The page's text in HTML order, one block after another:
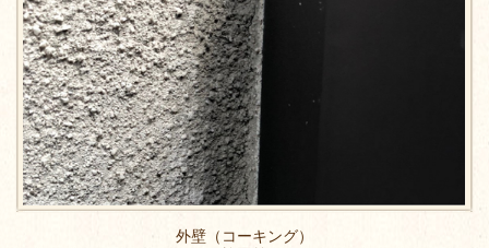
外壁（コーキング）